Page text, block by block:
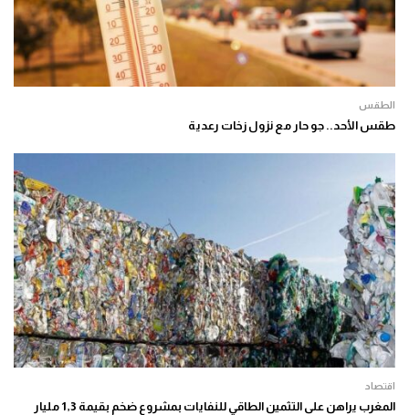
الطقس
طقس الأحد.. جو حار مع نزول زخات رعدية
اقتصاد
المغرب يراهن على التثمين الطاقي للنفايات بمشروع ضخم بقيمة 1,3 مليار